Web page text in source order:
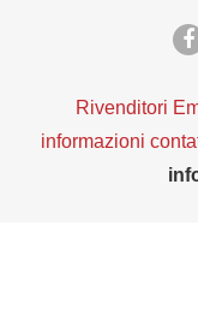
Rivenditori
informazioni